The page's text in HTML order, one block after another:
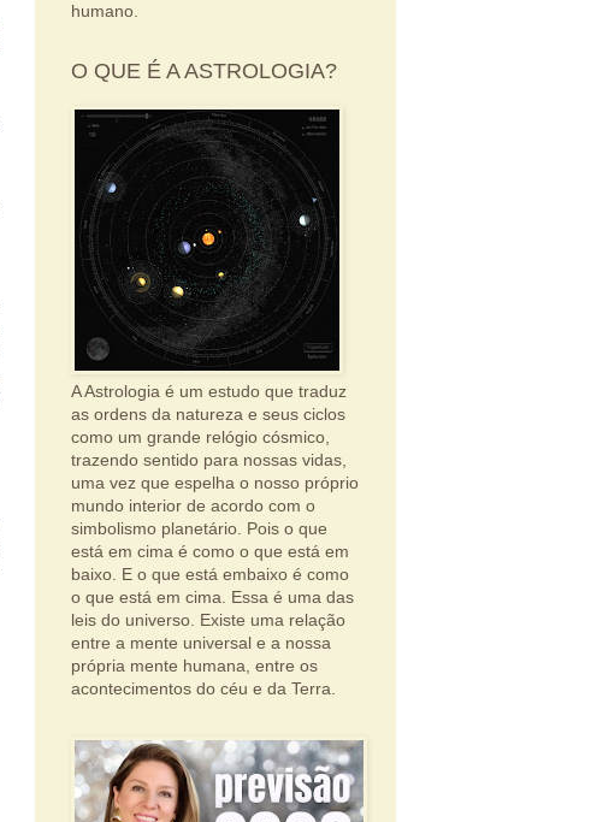
humano.
O QUE É A ASTROLOGIA?
A Astrologia é um estudo que traduz
as ordens da natureza e seus ciclos
como um grande relógio cósmico,
trazendo sentido para nossas vidas,
uma vez que espelha o nosso próprio
mundo interior de acordo com o
simbolismo planetário. Pois o que
está em cima é como o que está em
baixo. E o que está embaixo é como
o que está em cima. Essa é uma das
leis do universo. Existe uma relação
entre a mente universal e a nossa
própria mente humana, entre os
acontecimentos do céu e da Terra.